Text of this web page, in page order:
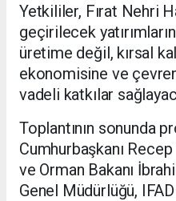
Yetkililer, Fırat Nehri
geçirilecek
üretime değil, kırsal
ekonomisine ve
vadeli katkılar
Toplantının sonunda
Cumhurbaşkanı
ve Orman Bakanı
Genel Müdürlüğü,